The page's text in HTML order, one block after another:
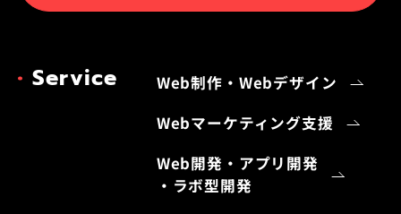
Service
Web制作・Webデザイン
Webマーケティング支援
Web開発・アプリ開発
・ラボ型開発